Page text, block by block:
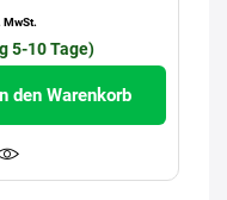
MwSt.
5-10 Tage)
den Warenkorb